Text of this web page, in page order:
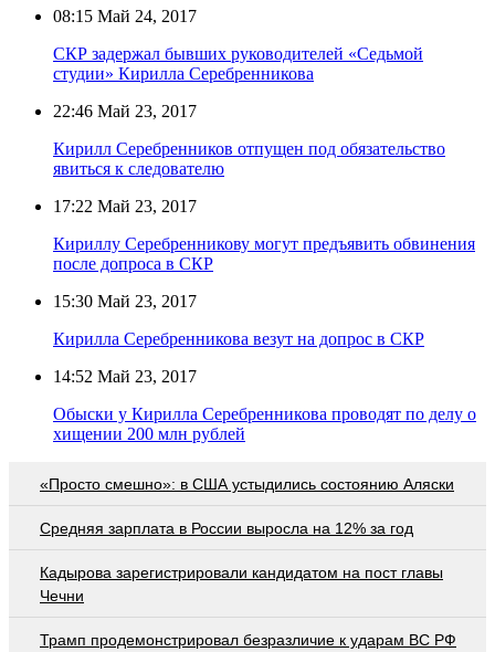
08:15 Май 24, 2017
СКР задержал бывших руководителей «Седьмой
студии» Кирилла Серебренникова
22:46 Май 23, 2017
Кирилл Серебренников отпущен под обязательство
явиться к следователю
17:22 Май 23, 2017
Кириллу Серебренникову могут предъявить обвинения
после допроса в СКР
15:30 Май 23, 2017
Кирилла Серебренникова везут на допрос в СКР
14:52 Май 23, 2017
Обыски у Кирилла Серебренникова проводят по делу о
хищении 200 млн рублей
«Просто смешно»: в США устыдились состоянию Аляски
Средняя зарплата в России выросла на 12% за год
Кадырова зарегистрировали кандидатом на пост главы
Чечни
Трамп продемонстрировал безразличие к ударам ВС РФ